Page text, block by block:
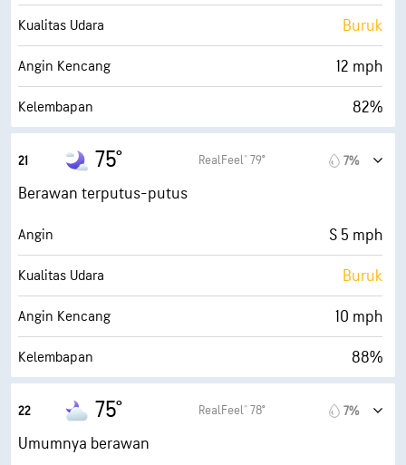
Kualitas Udara Buruk
Angin Kencang 12 mph
Kelembapan 82%
Titik Embun
AccuLumen Brightness Index™
Tutupan Awan 59%
Jarak Pandang 10 mi
Ketinggian Awan 30000 ft
21 75° RealFeel® 79° 7%
Berawan terputus-putus
Angin S 5 mph
Kualitas Udara Buruk
Angin Kencang 10 mph
Kelembapan 88%
Titik Embun
AccuLumen Brightness Index™
22 75° RealFeel® 78° 7%
Umumnya berawan